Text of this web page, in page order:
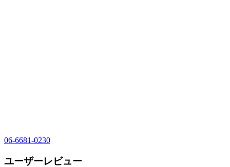
06-6681-0230
ユーザーレビュー